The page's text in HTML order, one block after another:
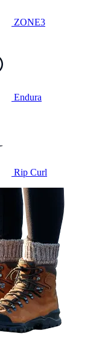
ZONE3
Endura
Rip Curl